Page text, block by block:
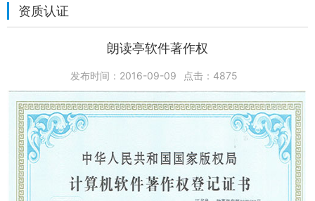
资质认证
朗读亭软件著作权
发布时间：2016-09-09 点击： 4875